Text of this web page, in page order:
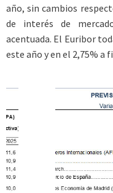
año, sin cambios
de interés de
acentuada. El Euribor
este año y en el 2,75% a